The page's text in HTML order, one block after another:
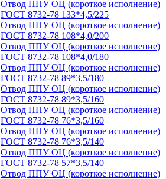
Отвод ППУ ОЦ (короткое исполнение)
ГОСТ 8732-78 133*4,5/225
Отвод ППУ ОЦ (короткое исполнение)
ГОСТ 8732-78 108*4,0/200
Отвод ППУ ОЦ (короткое исполнение)
ГОСТ 8732-78 108*4,0/180
Отвод ППУ ОЦ (короткое исполнение)
ГОСТ 8732-78 89*3,5/180
Отвод ППУ ОЦ (короткое исполнение)
ГОСТ 8732-78 89*3,5/160
Отвод ППУ ОЦ (короткое исполнение)
ГОСТ 8732-78 76*3,5/160
Отвод ППУ ОЦ (короткое исполнение)
ГОСТ 8732-78 76*3,5/140
Отвод ППУ ОЦ (короткое исполнение)
ГОСТ 8732-78 57*3,5/140
Отвод ППУ ОЦ (короткое исполнение)